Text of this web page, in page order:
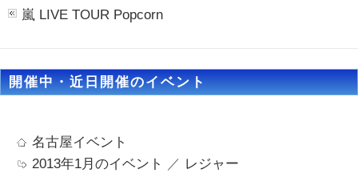
嵐 LIVE TOUR Popcorn
開催中・近日開催のイベント
名古屋イベント
2013年1月のイベント
／ レジャー